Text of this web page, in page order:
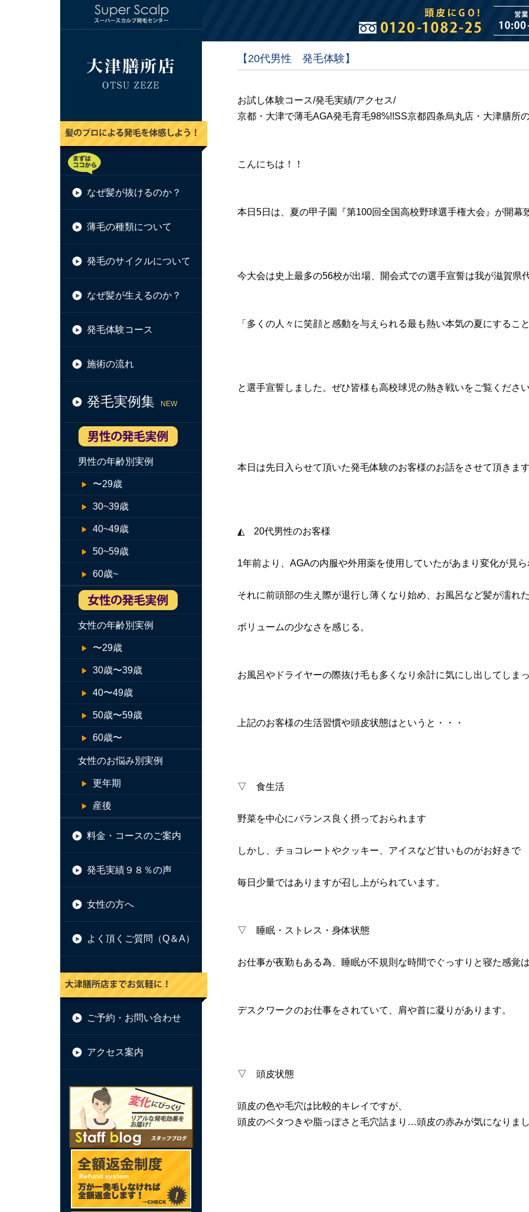
なぜ髪が抜けるのか？
薄毛の種類について
発毛のサイクルについて
なぜ髪が生えるのか？
発毛体験コース
施術の流れ
発毛実例集 NEW
男性の年齢別実例
〜29歳
30~39歳
40~49歳
50~59歳
60歳~
女性の年齢別実例
〜29歳
30歳〜39歳
40〜49歳
50歳〜59歳
60歳〜
女性のお悩み別実例
更年期
産後
料金・コースのご案内
発毛実績９８％の声
女性の方へ
よく頂くご質問（Q＆A）
ご予約・お問い合わせ
アクセス案内
【20代男性 発毛体験】
お試し体験コース/発毛実績/アクセス/
京都・大津で薄毛AGA発毛育毛98%!!SS京都四条烏丸店・大津膳所
こんにちは！！
本日5日は、夏の甲子園『第100回全国高校野球選手権大会』が開幕
今大会は史上最多の56校が出場、開会式での選手宣誓は我が滋賀県
「多くの人々に笑顔と感動を与えられる最も熱い本気の夏にするこ
と選手宣誓しました。ぜひ皆様も高校球児の熱き戦いをご覧くださ
本日は先日入らせて頂いた発毛体験のお客様のお話をさせて頂きま
◭ 20代男性のお客様
1年前より、AGAの内服や外用薬を使用していたがあまり変化が見
それに前頭部の生え際が退行し薄くなり始め、お風呂など髪が濡れ
ボリュームの少なさを感じる。
お風呂やドライヤーの際抜け毛も多くなり余計に気にし出してしま
上記のお客様の生活習慣や頭皮状態はというと・・・
▽ 食生活
野菜を中心にバランス良く摂っておられます
しかし、チョコレートやクッキー、アイスなど甘いものがお好きで
毎日少量ではありますが召し上がられています。
▽ 睡眠・ストレス・身体状態
お仕事が夜勤もある為、睡眠が不規則な時間でぐっすりと寝た感覚
デスクワークのお仕事をされていて、肩や首に凝りがあります。
▽ 頭皮状態
頭皮の色や毛穴は比較的キレイですが、
頭皮のベタつきや脂っぽさと毛穴詰まり…頭皮の赤みが気になりま